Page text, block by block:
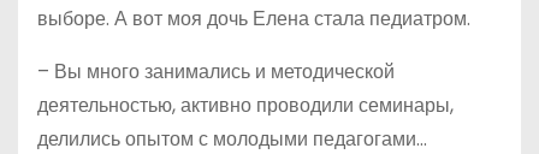
выборе. А вот моя дочь Елена стала педиатром.
– Вы много занимались и методической
деятельностью, активно проводили семинары,
делились опытом с молодыми педагогами…